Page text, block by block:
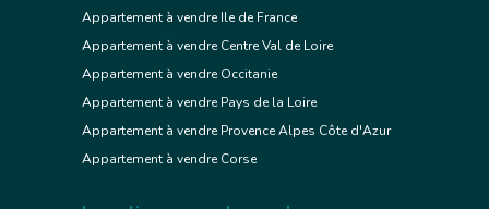
Appartement à vendre Ile de France
Appartement à vendre Centre Val de Loire
Appartement à vendre Occitanie
Appartement à vendre Pays de la Loire
Appartement à vendre Provence Alpes Côte d'Azur
Appartement à vendre Corse